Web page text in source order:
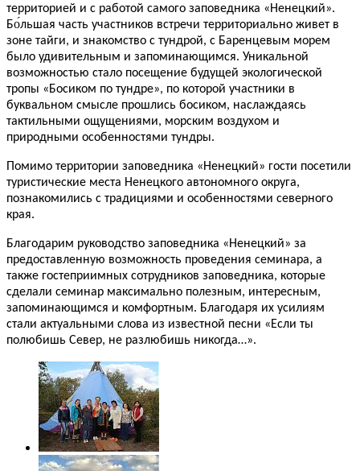
территорией и с работой самого заповедника «Ненецкий».
Бо́льшая часть участников встречи территориально живет в
зоне тайги, и знакомство с тундрой, с Баренцевым морем
было удивительным и запоминающимся. Уникальной
возможностью стало посещение будущей экологической
тропы «Босиком по тундре», по которой участники в
буквальном смысле прошлись босиком, наслаждаясь
тактильными ощущениями, морским воздухом и
природными особенностями тундры.
Помимо территории заповедника «Ненецкий» гости посетили
туристические места Ненецкого автономного округа,
познакомились с традициями и особенностями северного
края.
Благодарим руководство заповедника «Ненецкий» за
предоставленную возможность проведения семинара, а
также гостеприимных сотрудников заповедника, которые
сделали семинар максимально полезным, интересным,
запоминающимся и комфортным. Благодаря их усилиям
стали актуальными слова из известной песни «Если ты
полюбишь Север, не разлюбишь никогда…».